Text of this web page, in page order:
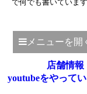
で何でも書いています
メニューを開
店舗情
youtubeをやって